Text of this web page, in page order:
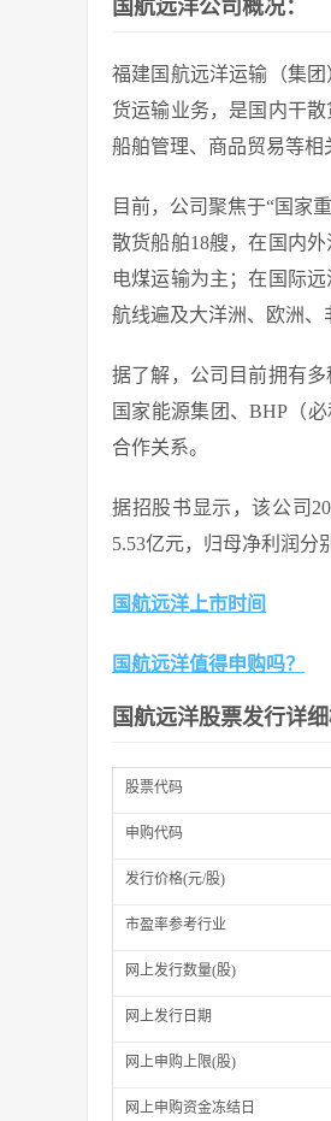
国航远洋公司概况：
福建国航远洋运输（集
货运输业务，是国内干
船舶管理、商品贸易等相
目前，公司聚焦于“国家
散货船舶18艘，在国内
电煤运输为主；在国际
航线遍及大洋洲、欧洲、
据了解，公司目前拥有
国家能源集团、BHP（
合作关系。
据招股书显示，该公司
5.53亿元，归母净利润分
国航远洋上市时间
国航远洋值得申购吗？
国航远洋股票发行详细
股票代码
申购代码
发行价格(元/股)
市盈率参考行业
网上发行数量(股)
网上发行日期
网上申购上限(股)
网上申购资金冻结日